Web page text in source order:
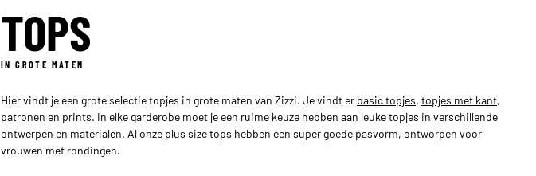
TOPS
IN GROTE MATEN
Hier vindt je een grote selectie topjes in grote maten van Zizzi. Je vindt er basic topjes, topjes met kant,
patronen en prints. In elke garderobe moet je een ruime keuze hebben aan leuke topjes in verschillende
ontwerpen en materialen. Al onze plus size tops hebben een super goede pasvorm, ontworpen voor
vrouwen met rondingen.